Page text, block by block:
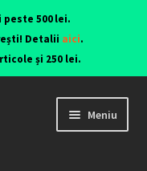
500 lei.
Detalii aici.
și 250 lei.
Meniu